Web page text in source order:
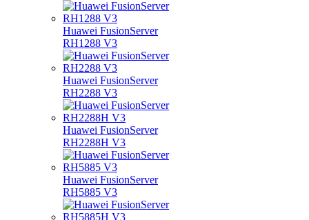
Huawei FusionServer
RH1288 V3
Huawei FusionServer
RH2288 V3
Huawei FusionServer
RH2288H V3
Huawei FusionServer
RH5885 V3